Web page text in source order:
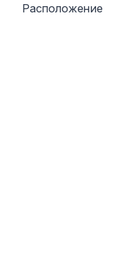
Расположение